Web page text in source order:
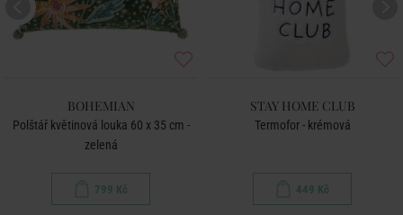
BOHEMIAN
Polštář květinová louka 60 x 35 cm -
zelená
799 Kč
STAY HOME CLUB
Termofor - krémová
449 Kč